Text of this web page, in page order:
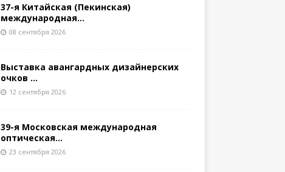
37-я Китайская (Пекинская)
международная...
08 сентября 2026
Выставка авангардных дизайнерских
очков ...
12 сентября 2026
39-я Московская международная
оптическая...
23 сентября 2026